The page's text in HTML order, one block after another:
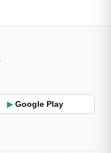
▶ Google Play